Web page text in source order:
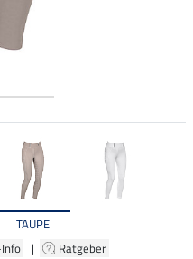
TAUPE
| Ratgeber